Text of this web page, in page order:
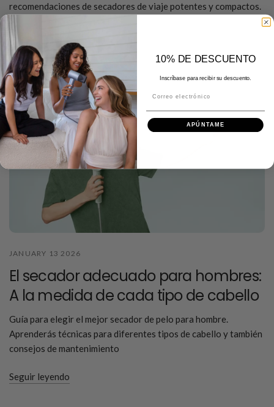
recomendaciones de secadores de viaje potentes y compactos.
Seguir leyendo
JANUARY 13 2026
El secador adecuado para hombres:
A la medida de cada tipo de cabello
Guía para elegir el mejor secador de pelo para hombre.
Aprenderás técnicas para diferentes tipos de cabello y también
consejos de mantenimiento
Seguir leyendo
10% DE DESCUENTO
Inscríbase para recibir su descuento.
APÚNTAME